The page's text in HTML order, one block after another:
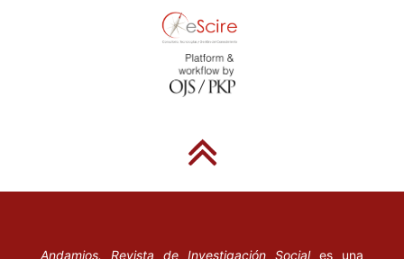
Andamios. Revista de Investigación Social es una